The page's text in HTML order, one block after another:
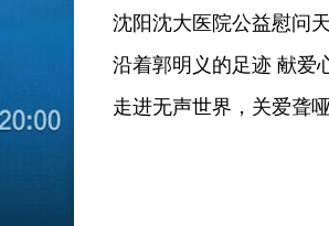
沈阳沈大医院公益慰问
沿着郭明义的足迹 献爱
走进无声世界，关爱聋